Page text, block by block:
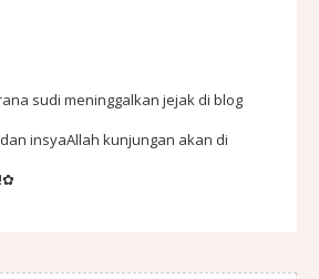
sudi meninggalkan jejak di blog
insyaAllah kunjungan akan di